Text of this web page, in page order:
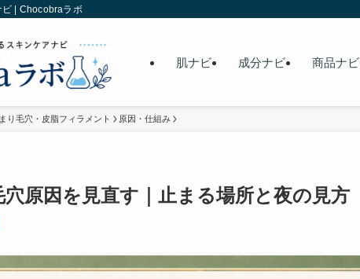
ビ | Chocobraラボ
肌ナビ 成分ナビ 商品ナビ
り毛穴・皮脂フィラメント 原因・仕組み
原因を見直す｜止まる場所と夜の見方